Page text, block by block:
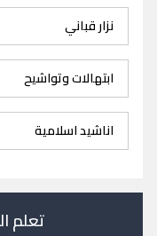
نزار قباني
ابتهالات وتواشيح
اناشيد اسلامية
تعلم